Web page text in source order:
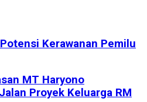
Kerawanan Pemilu
MT Haryono
Proyek Keluarga RM